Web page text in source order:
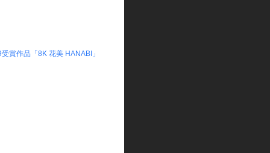
賞作品「8K 花美 HANABI」